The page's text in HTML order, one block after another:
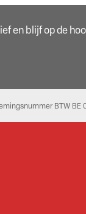
en blijf op de
BTW BE